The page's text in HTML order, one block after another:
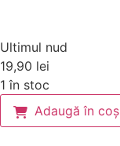
Ultimul nud
19,90 lei
1 în stoc
Adaugă în coș